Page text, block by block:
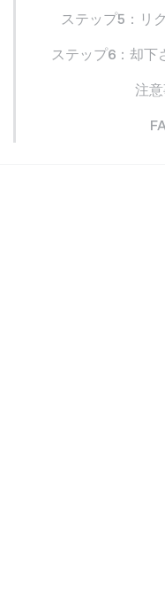
ステップ5：リ
ステップ6：却下
注